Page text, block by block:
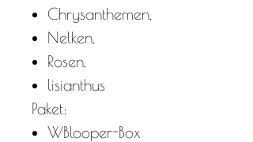
Chrysanthemen,
Nelken,
Rosen,
lisianthus
Paket:
WBlooper-Box